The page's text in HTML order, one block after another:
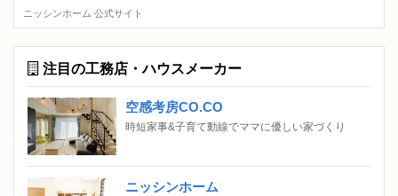
ニッシンホーム 公式サイト
注目の工務店・ハウスメーカー
空感考房CO.CO
時短家事&子育て動線でママに優しい家づくり
ニッシンホーム